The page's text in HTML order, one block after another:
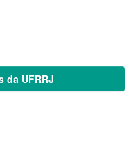
da UFRRJ